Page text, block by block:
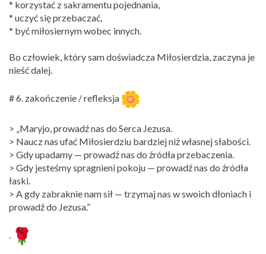
* korzystać z sakramentu pojednania,
* uczyć się przebaczać,
* być miłosiernym wobec innych.
Bo człowiek, który sam doświadcza Miłosierdzia, zaczyna je
nieść dalej.
# 6. zakończenie / refleksja
> „Maryjo, prowadź nas do Serca Jezusa.
> Naucz nas ufać Miłosierdziu bardziej niż własnej słabości.
> Gdy upadamy — prowadź nas do źródła przebaczenia.
> Gdy jesteśmy spragnieni pokoju — prowadź nas do źródła
łaski.
> A gdy zabraknie nam sił — trzymaj nas w swoich dłoniach i
prowadź do Jezusa.”
.